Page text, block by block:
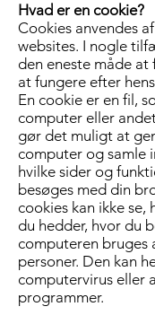
Hvad er en cookie?
Cookies anvendes
websites. I nogle
den eneste måde at
at fungere efter
En cookie er en fil,
computer eller
gør det muligt at
computer og samle
hvilke sider og
besøges med din
cookies kan ikke se,
du hedder, hvor du
computeren bruges
personer. Den kan
computervirus eller
programmer.